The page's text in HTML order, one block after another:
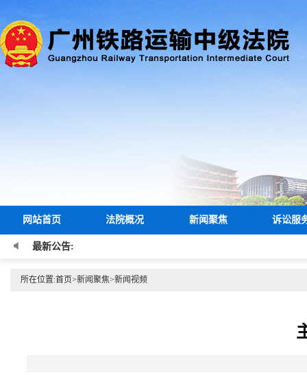
网站首页 法院概况 新闻聚焦 诉讼服
最新公告:
所在位置:首页>新闻聚焦>新闻视频